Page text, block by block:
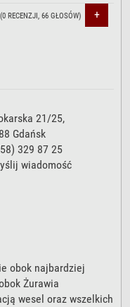
(0 RECENZJI,66 GŁOSÓW) +
21/25,
Gdańsk
329 87 25
wiadomość
obok najbardziej
Żurawia
wesel oraz wszelkich